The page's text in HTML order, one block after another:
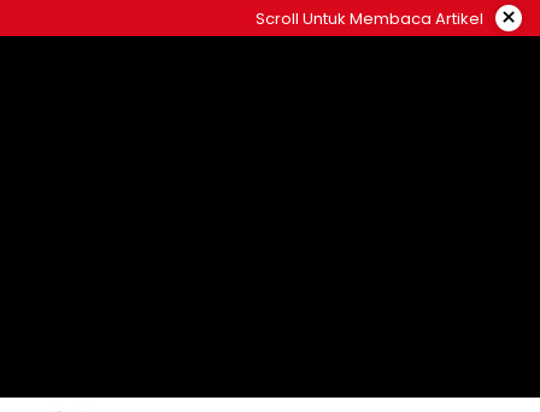
to
Scroll Untuk Membaca Artikel ×